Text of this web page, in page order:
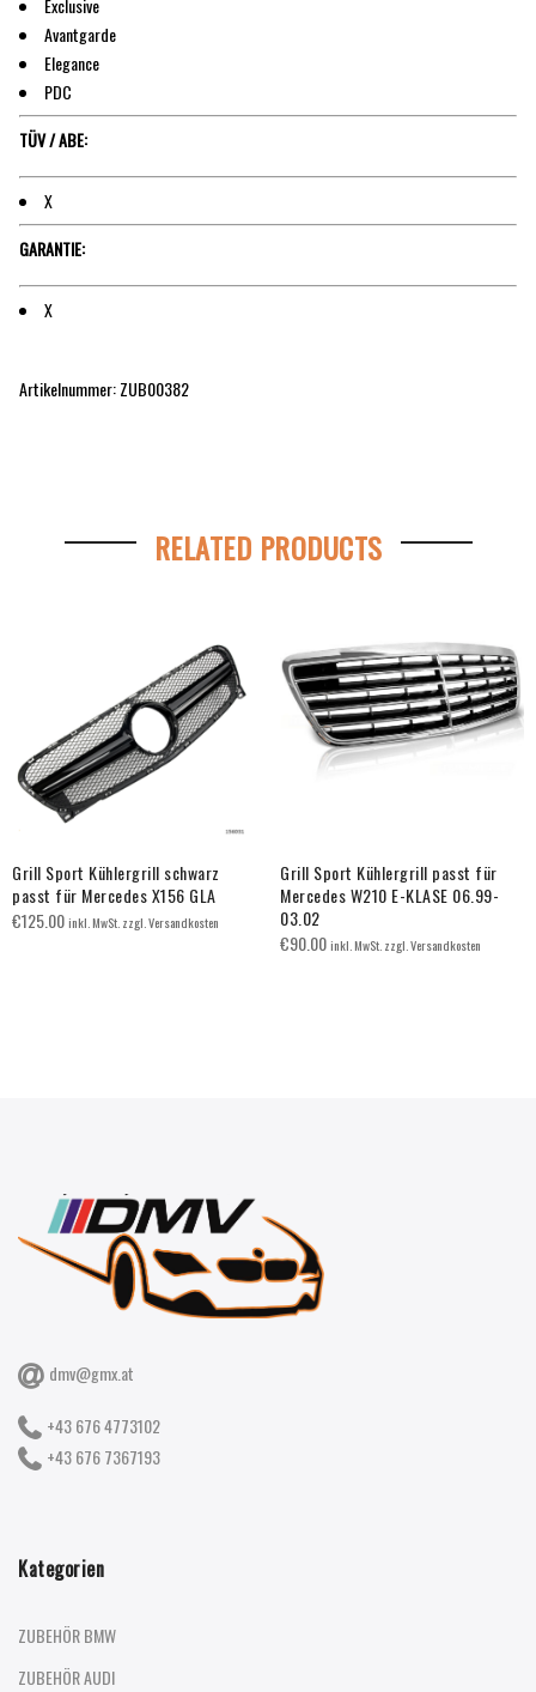
Exclusive
Avantgarde
Elegance
PDC
TÜV / ABE:
X
GARANTIE:
X
Artikelnummer: ZUB00382
RELATED PRODUCTS
Grill Sport Kühlergrill schwarz
passt für Mercedes X156 GLA
€125.00inkl. MwSt. zzgl. Versandkosten
Grill Sport Kühlergrill passt für
Mercedes W210 E-KLASE 06.99-
03.02
€90.00inkl. MwSt. zzgl. Versandkosten
dmv@gmx.at
+43 676 4773102
+43 676 7367193
Kategorien
ZUBEHÖR BMW
ZUBEHÖR AUDI